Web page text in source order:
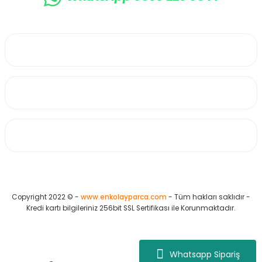
Whatsapp Sipariş
Copyright 2022 © - www.enkolayparca.com - Tüm hakları saklıdır -
Kredi kartı bilgileriniz 256bit SSL Sertifikası ile Korunmaktadır.